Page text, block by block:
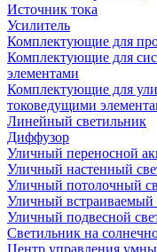
Источник тока
Усилитель
Комплектующие для
Комплектующие для
элементами
Комплектующие для
токоведущими
Линейный светильник
Диффузор
Уличный переносной
Уличный настенный
Уличный потолочный
Уличный встраиваемый
Уличный подвесной
Светильник на
Центр управления